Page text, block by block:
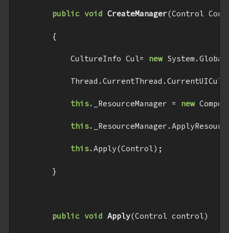
public void CreateManager(Control
{
CultureInfo Cul= new
this._ResourceManager = new
this
this.Apply(Control);
}
public void Apply(Control control)